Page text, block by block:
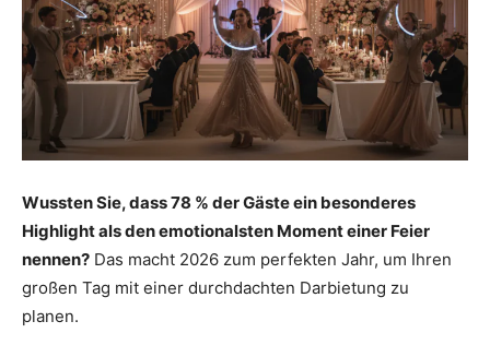
rund
das
Wussten Sie, dass 78 % der Gäste ein besonderes
Highlight als den emotionalsten Moment einer Feier
nennen? Das macht 2026 zum perfekten Jahr, um Ihren
großen Tag mit einer durchdachten Darbietung zu
planen.